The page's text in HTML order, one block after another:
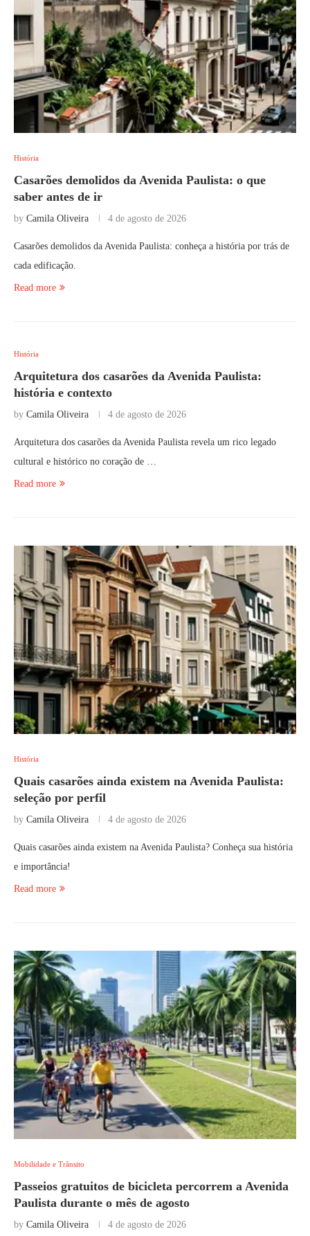
História
Casarões demolidos da Avenida Paulista: o que
saber antes de ir
by Camila Oliveira 4 de agosto de 2026
Casarões demolidos da Avenida Paulista: conheça a história por trás de
cada edificação.
Read more
História
Arquitetura dos casarões da Avenida Paulista:
história e contexto
by Camila Oliveira 4 de agosto de 2026
Arquitetura dos casarões da Avenida Paulista revela um rico legado
cultural e histórico no coração de …
Read more
História
Quais casarões ainda existem na Avenida Paulista:
seleção por perfil
by Camila Oliveira 4 de agosto de 2026
Quais casarões ainda existem na Avenida Paulista? Conheça sua história
e importância!
Read more
Mobilidade e Trânsito
Passeios gratuitos de bicicleta percorrem a Avenida
Paulista durante o mês de agosto
by Camila Oliveira 4 de agosto de 2026